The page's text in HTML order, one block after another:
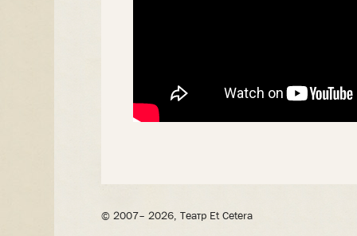
© 2007– 2026, Театр Et Cetera